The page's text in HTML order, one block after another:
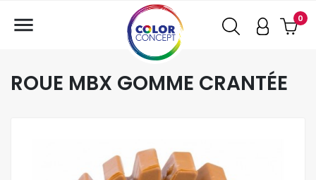
0

ROUE MBX GOMME CRANTÉE